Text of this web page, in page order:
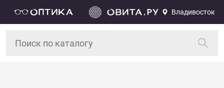
Владивосток